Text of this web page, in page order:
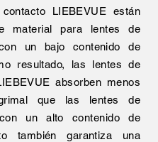
LIEBEVUE están
material para lentes de
un bajo contenido de
resultado, las lentes de
absorben menos
que las lentes de
un alto contenido de
también garantiza una